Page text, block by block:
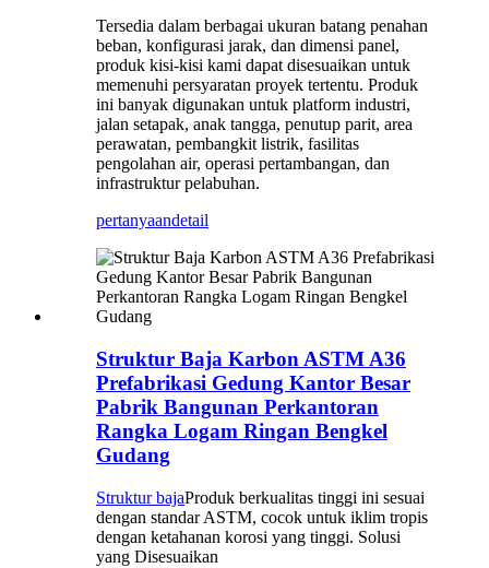
Tersedia dalam berbagai ukuran batang penahan
beban, konfigurasi jarak, dan dimensi panel,
produk kisi-kisi kami dapat disesuaikan untuk
memenuhi persyaratan proyek tertentu. Produk
ini banyak digunakan untuk platform industri,
jalan setapak, anak tangga, penutup parit, area
perawatan, pembangkit listrik, fasilitas
pengolahan air, operasi pertambangan, dan
infrastruktur pelabuhan.
pertanyaandetail
Struktur Baja Karbon ASTM A36
Prefabrikasi Gedung Kantor Besar
Pabrik Bangunan Perkantoran
Rangka Logam Ringan Bengkel
Gudang
Struktur bajaProduk berkualitas tinggi ini sesuai
dengan standar ASTM, cocok untuk iklim tropis
dengan ketahanan korosi yang tinggi. Solusi
yang Disesuaikan